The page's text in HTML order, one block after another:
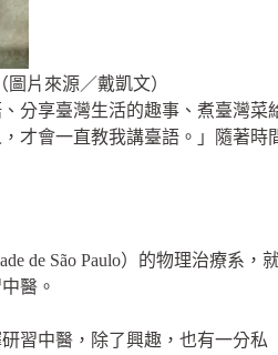
片來源／戴凱文）
分享臺灣生活的趣事、煮臺灣菜
才會一直教我講臺語。」隨著時
de São Paulo）的物理治療系，
醫。
習中醫，除了興趣，也有一分私